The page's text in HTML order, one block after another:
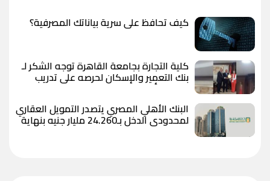
كيف تحافظ على سرية بياناتك المصرفية؟
كلية التجارة بجامعة القاهرة توجه الشكر لـ
بنك التعمير والإسكان لحرصه على تدريب
طلاب وتأهيلهم لسوق العمل
البنك الأهلي المصري يتصدر التمويل العقاري
لمحدودي الدخل بـ24.260 مليار جنيه بنهاية
يوليو 2026